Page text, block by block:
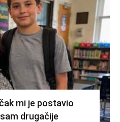
mi je postavio
drugačije